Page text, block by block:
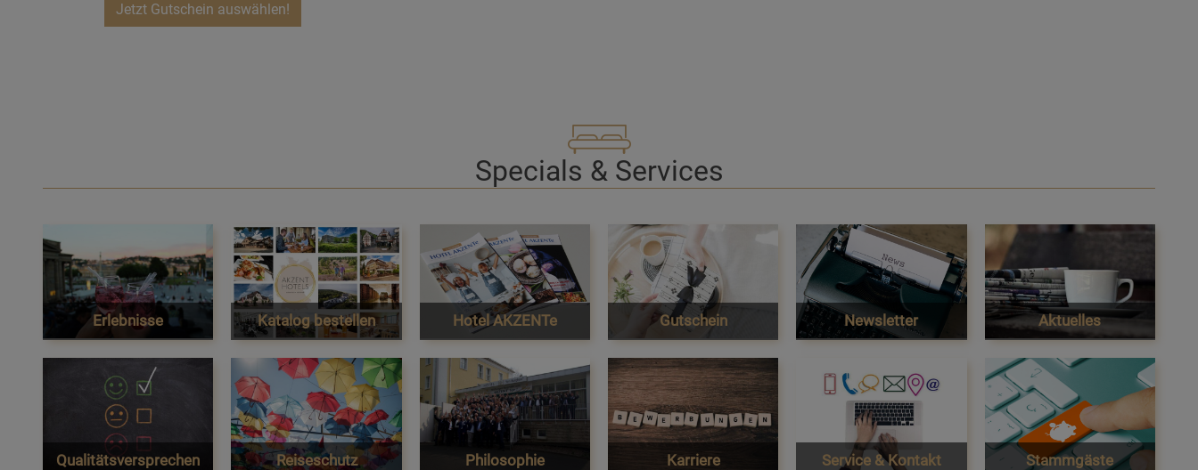
Jetzt Gutschein auswählen!
Specials & Services
Erlebnisse Katalog bestellen Hotel AKZENTe Gutschein Newsletter Aktuelles
Qualitätsversprechen Reiseschutz Philosophie Karriere Service & Kontakt Stammgäste